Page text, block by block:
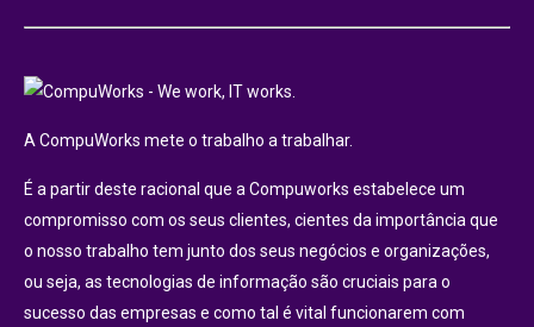
A CompuWorks mete o trabalho a trabalhar.
É a partir deste racional que a Compuworks estabelece um
compromisso com os seus clientes, cientes da importância que
o nosso trabalho tem junto dos seus negócios e organizações,
ou seja, as tecnologias de informação são cruciais para o
sucesso das empresas e como tal é vital funcionarem com